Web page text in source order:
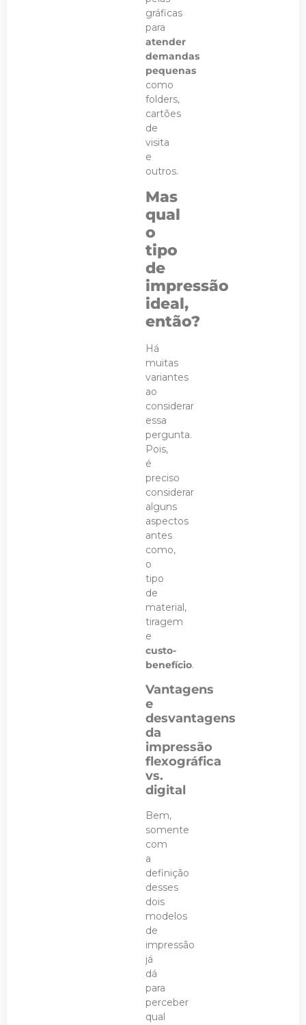
gráficas
para
atender
demandas
pequenas
como
folders,
cartões
de
visita
e
outros.
Mas
qual
o
tipo
de
impressão
ideal,
então?
Há
muitas
variantes
ao
considerar
essa
pergunta.
Pois,
é
preciso
considerar
alguns
aspectos
antes
como,
o
tipo
de
material,
tiragem
e
custo-
benefício.
Vantagens
e
desvantagens
da
impressão
flexográfica
vs.
digital
Bem,
somente
com
a
definição
desses
dois
modelos
de
impressão
já
dá
para
perceber
qual